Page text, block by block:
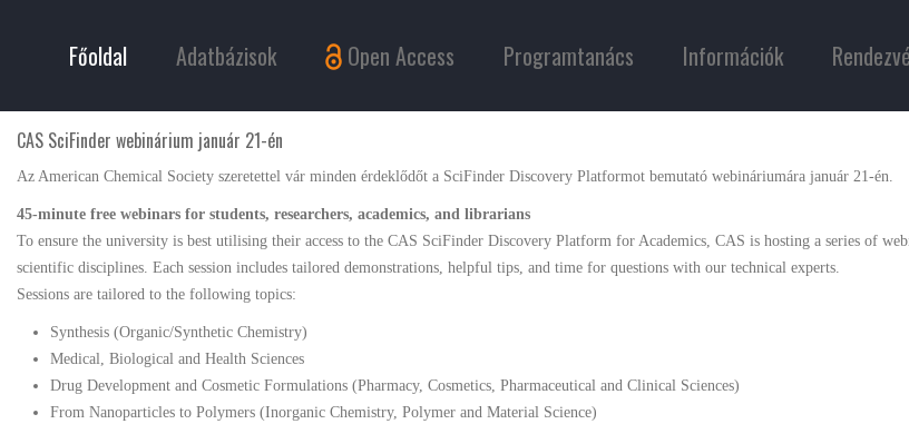
Főoldal Adatbázisok Open Access Programtanács Információk
CAS SciFinder webinárium január 21-én
Az American Chemical Society szeretettel vár minden érdeklődőt a SciFinder Discovery Platformot bemutató webináriumára január 21-én.
45-minute free webinars for students, researchers, academics, and librarians
To ensure the university is best utilising their access to the CAS SciFinder Discovery Platform for Academics, CAS is hosting a series of
scientific disciplines. Each session includes tailored demonstrations, helpful tips, and time for questions with our technical experts.
Sessions are tailored to the following topics:
Synthesis (Organic/Synthetic Chemistry)
Medical, Biological and Health Sciences
Drug Development and Cosmetic Formulations (Pharmacy, Cosmetics, Pharmaceutical and Clinical Sciences)
From Nanoparticles to Polymers (Inorganic Chemistry, Polymer and Material Science)